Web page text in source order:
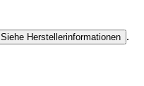
Siehe Herstellerinformationen .